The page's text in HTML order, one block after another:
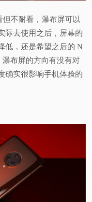
不耐看，瀑布屏可以
际去使用之后，屏幕的
低，还是希望之后的 N
布屏的方向有没有对
确实很影响手机体验的